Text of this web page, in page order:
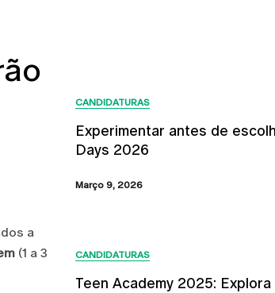
a
(1 a 3
CANDIDATURAS
Experimentar antes de
Days 2026
Março 9, 2026
CANDIDATURAS
Teen Academy 2025: